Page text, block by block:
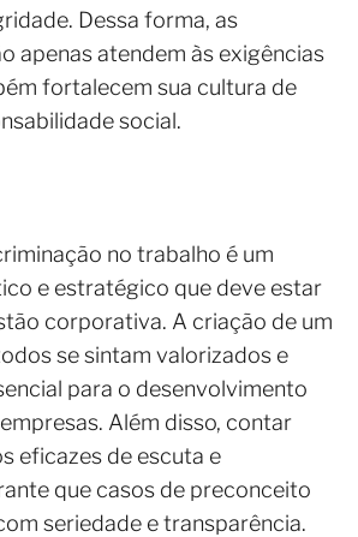
Dessa forma, as
apenas atendem às exigências
fortalecem sua cultura de
social.
no trabalho é um
e estratégico que deve estar
corporativa. A criação de um
se sintam valorizados e
para o desenvolvimento
Além disso, contar
eficazes de escuta e
que casos de preconceito
seriedade e transparência.